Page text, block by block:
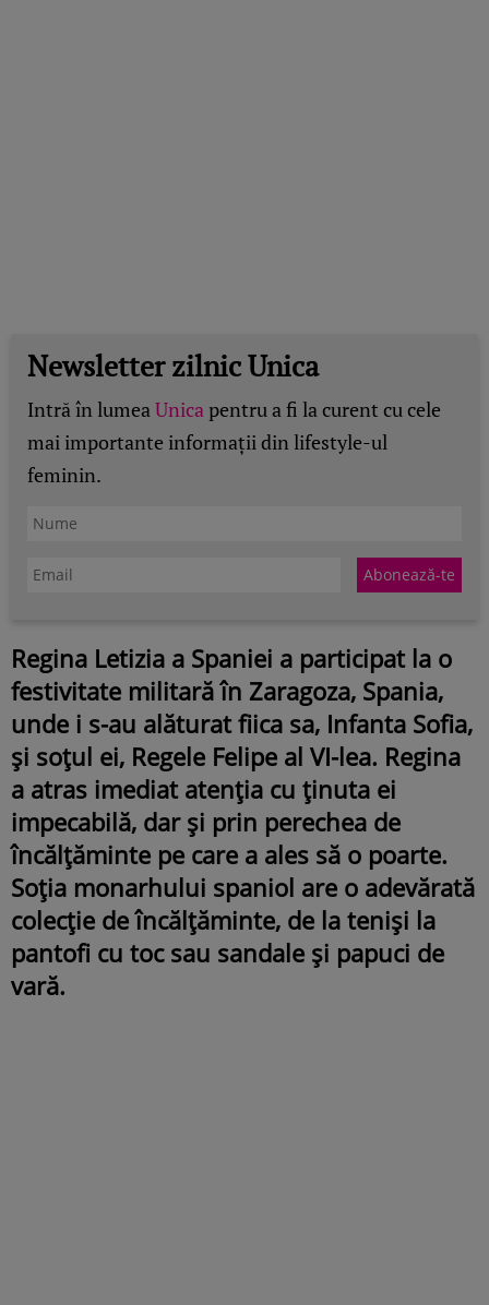
Newsletter zilnic Unica
Intră în lumeaUnicapentru a fi la curent cu cele
mai importante informații din lifestyle-ul
feminin.
Regina Letizia a Spaniei a participat la o
festivitate militară în Zaragoza, Spania,
unde i s-au alăturat fiica sa, Infanta Sofia,
și soțul ei, Regele Felipe al VI-lea. Regina
a atras imediat atenția cu ținuta ei
impecabilă, dar și prin perechea de
încălțăminte pe care a ales să o poarte.
Soția monarhului spaniol are o adevărată
colecție de încălțăminte, de la teniși la
pantofi cu toc sau sandale și papuci de
vară.